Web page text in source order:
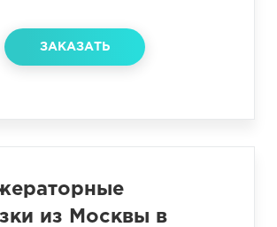
ЗАКАЗАТЬ
из Москвы в